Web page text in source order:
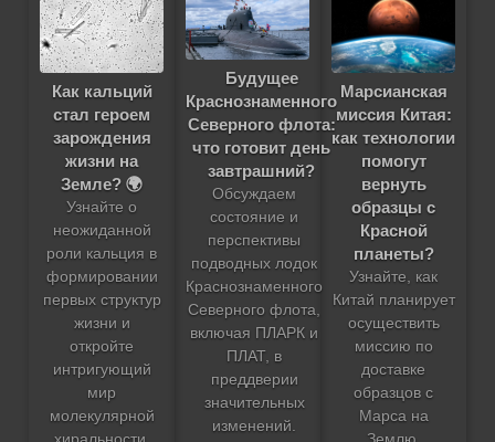
Как кальций
стал героем
зарождения
жизни на
Земле? 🌍
Узнайте о
неожиданной
роли кальция в
формировании
первых структур
жизни и
откройте
интригующий
мир
молекулярной
Будущее
Краснознаменного
Северного флота:
что готовит день
завтрашний?
Обсуждаем
состояние и
перспективы
подводных лодок
Краснознаменного
Северного флота,
включая ПЛАРК и
ПЛАТ, в
преддверии
значительных
изменений.
Марсианская
миссия Китая:
как технологии
помогут
вернуть
образцы с
Красной
планеты?
Узнайте, как
Китай планирует
осуществить
миссию по
доставке
образцов с
Марса на